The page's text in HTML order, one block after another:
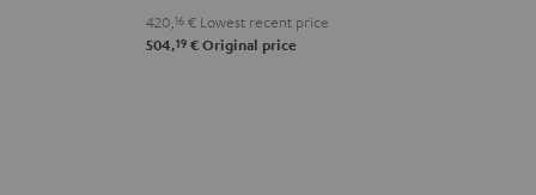
420, 16 € Lowest recent price
504,19 € Original price